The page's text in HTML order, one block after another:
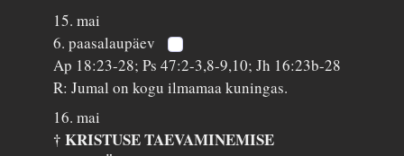
15. mai
6. paasalaupäev
Ap 18:23-28; Ps 47:2-3,8-9,10; Jh 16:23b-28
R: Jumal on kogu ilmamaa kuningas.
16. mai
† KRISTUSE TAEVAMINEMISE